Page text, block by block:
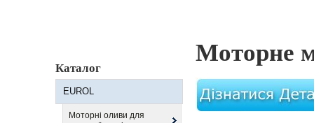
Каталог
EUROL
Моторні оливи для
Моторне